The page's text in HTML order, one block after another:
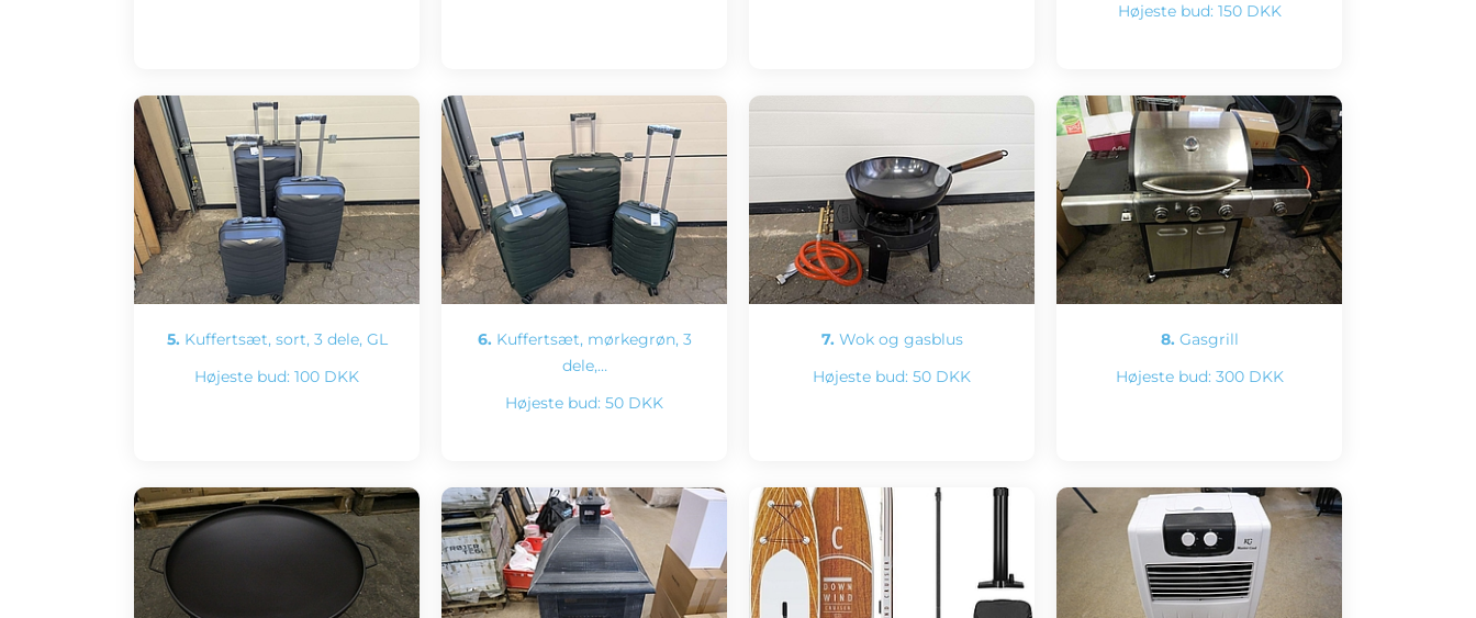
Højeste bud: 150 DKK
5. Kuffertsæt, sort, 3 dele, GL
Højeste bud: 100 DKK
6. Kuffertsæt, mørkegrøn, 3
dele,…
Højeste bud: 50 DKK
7. Wok og gasblus
Højeste bud: 50 DKK
8. Gasgrill
Højeste bud: 300 DKK